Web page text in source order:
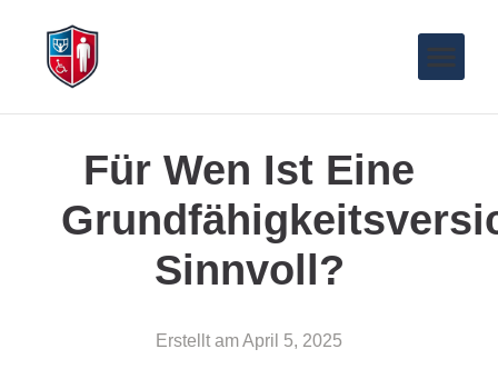
Für Wen Ist Eine
Sinnvoll?
Erstellt amApril 5, 2025